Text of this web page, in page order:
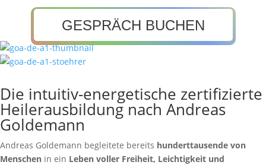
GESPRÄCH BUCHEN
Die intuitiv-energetische zertifizierte
Heilerausbildung nach Andreas
Goldemann
Andreas Goldemann begleitete bereits hunderttausende von
Menschen in ein Leben voller Freiheit, Leichtigkeit und